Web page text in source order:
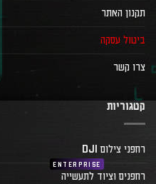
תקנון האתר
ביטול עסקה
צרו קשר
קטגוריות
רחפני צילום DJI
רחפנים וציוד לתעשייה